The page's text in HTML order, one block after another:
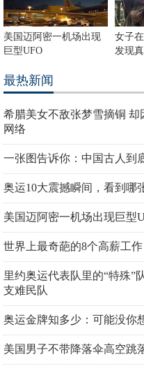
美国迈阿密一机场出现
巨型UFO
女子
发现
最热新闻
希腊美女不敌张梦雪摘铜 却
网络
一张图告诉你：中国古人到
奥运10大震撼瞬间，看到哪
美国迈阿密一机场出现巨型
世界上最奇葩的8个高薪工
里约奥运代表队里的“特殊”
支难民队
奥运金牌知多少：可能没你
美国男子不带降落伞高空跳